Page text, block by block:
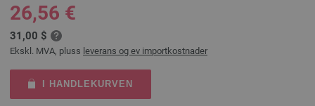
26,56 €
31,00 $
Ekskl. MVA, pluss leverans og ev importkostnader
I HANDLEKURVEN